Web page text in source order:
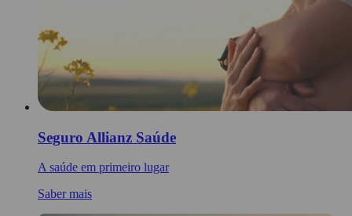
Seguro Allianz Saúde
A saúde em primeiro lugar
Saber mais